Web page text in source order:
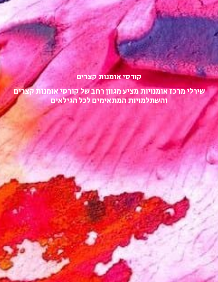
קורסי אומנות קצרים​​​
שירלי מרכז אומנויות מציע מגוון רחב של קורסי אומנות קצרים
והשתלמויות המתאימים לכל הגילאים